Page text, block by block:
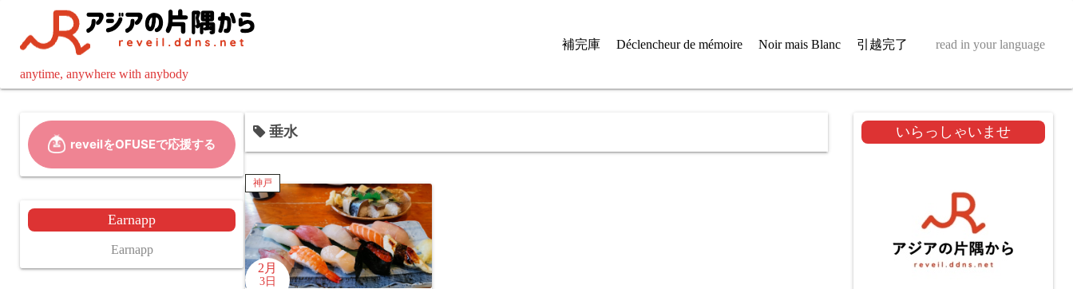
ツ
anytime, anywhere with anybody
補完庫 Déclencheur de mémoire Noir mais Blanc 引越完了 read in your language
垂水
神戸
2月
3日
Earnapp
Earnapp
いらっしゃいませ